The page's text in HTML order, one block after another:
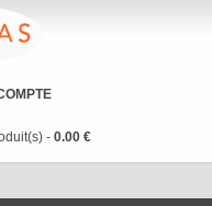
- 0.00 €